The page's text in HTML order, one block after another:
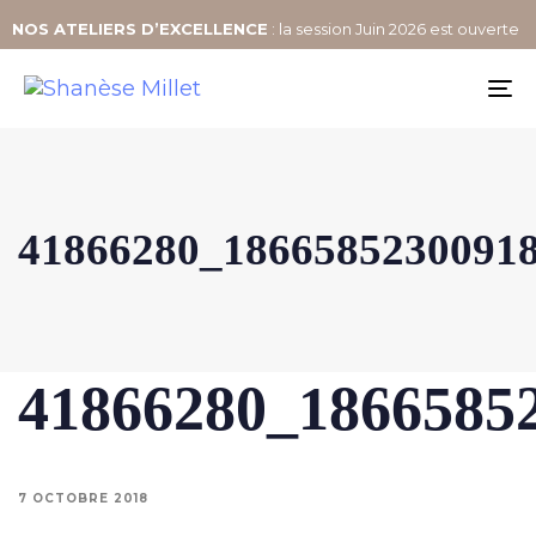
NOS ATELIERS D’EXCELLENCE : la session Juin 2026 est ouverte
7 OCTOBRE 2018